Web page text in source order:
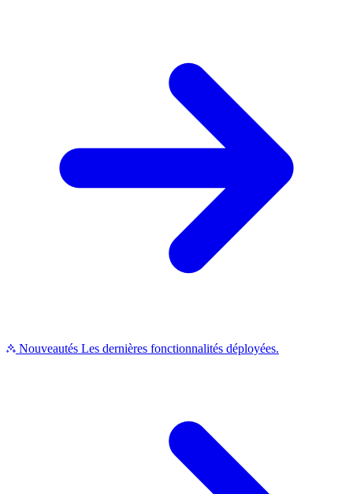
Nouveautés Les dernières fonctionnalités déployées.